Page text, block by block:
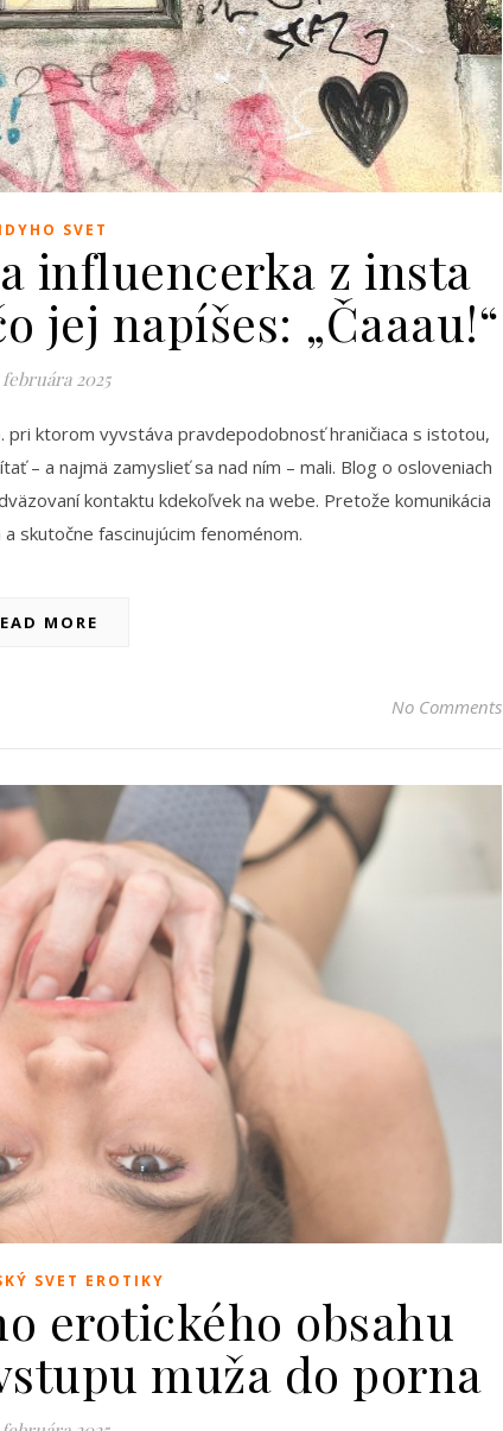
SVET
influencerka z insta
jej napíšes: „Čaaau!“
februára 2025
ktorom vyvstáva pravdepodobnosť hraničiaca s istotou,
– a najmä zamyslieť sa nad ním – mali. Blog o osloveniach
kontaktu kdekoľvek na webe. Pretože komunikácia
skutočne fascinujúcim fenoménom.
MORE
No Comments
SVET EROTIKY
erotického obsahu
muža do porna